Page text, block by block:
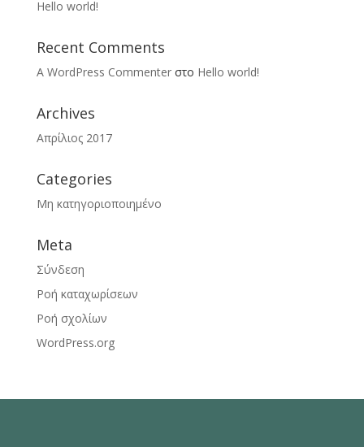
Hello world!
Recent Comments
A WordPress Commenterστο Hello world!
Archives
Απρίλιος 2017
Categories
Μη κατηγοριοποιημένο
Meta
Σύνδεση
Ροή καταχωρίσεων
Ροή σχολίων
WordPress.org